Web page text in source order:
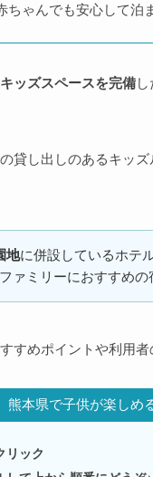
ちゃんでも安心して泊
ッズスペースを完備
貸し出しのあるキッ
地に併設しているホテ
ファミリーにおすすめ
すめポイントや利用
熊本県で子供が楽しめ
リック